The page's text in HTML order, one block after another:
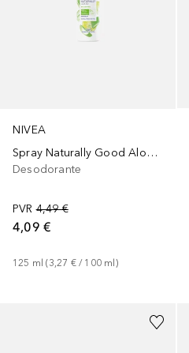
NIVEA
Spray Naturally Good Aloe Vera
Desodorante
PVR 4,49 €
4,09 €
125 ml (3,27 € / 100 ml )